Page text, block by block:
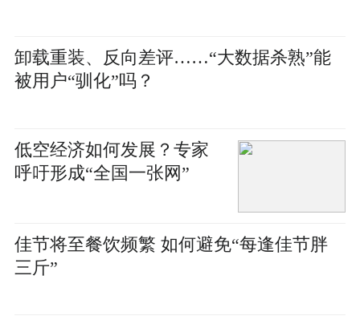
卸载重装、反向差评……“大数据杀熟”能
被用户“驯化”吗？
低空经济如何发展？专家
呼吁形成“全国一张网”
佳节将至餐饮频繁 如何避免“每逢佳节胖
三斤”